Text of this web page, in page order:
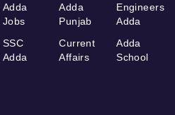
Adda
Jobs
SSC
Adda
Adda
Punjab
Current
Affairs
Engineers
Adda
Adda
School